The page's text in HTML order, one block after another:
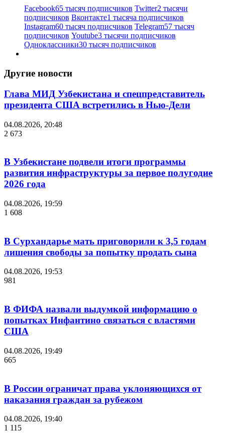
Facebook65 тысяч подписчиков Twitter2 тысячи
подписчиков Вконтакте1 тысяча подписчиков
Instagram60 тысяч подписчиков Telegram57 тысяч
подписчиков Youtube3 тысячи подписчиков
Одноклассники30 тысяч подписчиков
Другие новости
Глава МИД Узбекистана и спецпредставитель
президента США встретились в Нью-Дели
04.08.2026, 20:48
2 673
В Узбекистане подвели итоги программы
развития инфраструктуры за первое полугодие
2026 года
04.08.2026, 19:59
1 608
В Сурхандарье мать приговорили к 3,5 годам
лишения свободы за попытку продать сына
04.08.2026, 19:53
981
В ФИФА назвали выдумкой информацию о
попытках Инфантино связаться с властями
США
04.08.2026, 19:49
665
В России ограничат права уклоняющихся от
наказания граждан за рубежом
04.08.2026, 19:40
1 115